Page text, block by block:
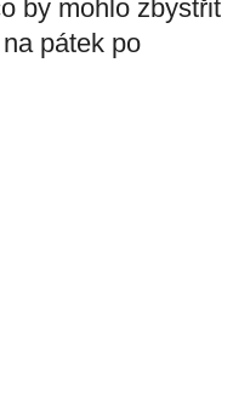
by mohlo zbystřit
pátek po